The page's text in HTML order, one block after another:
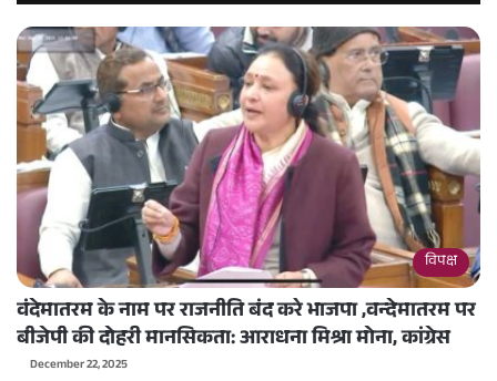
विपक्ष
वंदेमातरम के नाम पर राजनीति बंद करे भाजपा ,वन्देमातरम पर
बीजेपी की दोहरी मानसिकता: आराधना मिश्रा मोना, कांग्रेस
December 22, 2025